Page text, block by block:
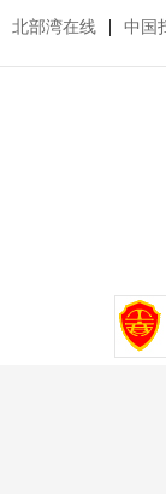
北部湾在线 | 中国